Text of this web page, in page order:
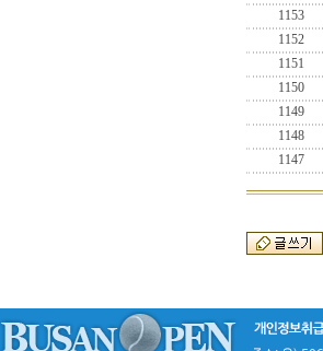
1153
1152
1151
1150
1149
1148
1147